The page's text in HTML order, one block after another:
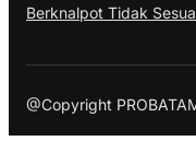
Berknalpot Tidak
@Copyright